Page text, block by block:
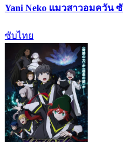
Yani Neko แมวสาวอมควัน
ซับไทย